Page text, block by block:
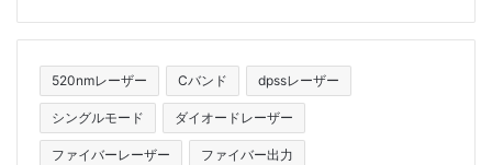
520nmレーザー Cバンド dpssレーザー
シングルモード ダイオードレーザー
ファイバーレーザー ファイバー出力